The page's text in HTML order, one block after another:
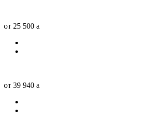
от 25 500 a
от 39 940 a